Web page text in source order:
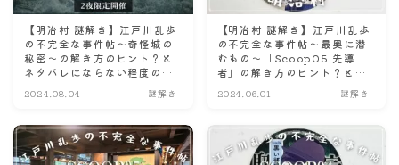
ナナちゃん人形
【明治村 謎解き】江戸川乱歩
の不完全な事件帖〜奇怪城の
秘密〜の解き方のヒント？と
ネタバレにならない程度の感
2024.08.04 謎解き
【明治村 謎解き】江戸川乱歩
の不完全な事件帖〜最奥に潜
むもの〜「Scoop05 先導
者」の解き方のヒント？とネ
☆後半戦☆
2024.06.01 謎解き